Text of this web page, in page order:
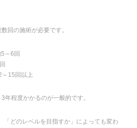
回の施術が必要です。
～6回
～15回以上
年程度かかるのが一般的です。
「どのレベルを目指すか」によっても変わ